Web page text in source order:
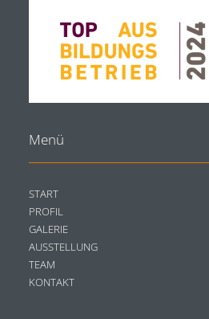
Menü
START
PROFIL
GALERIE
AUSSTELLUNG
TEAM
KONTAKT